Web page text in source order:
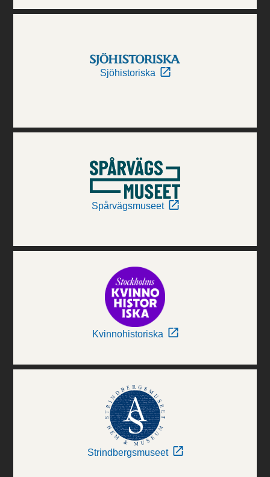
Sjöhistoriska
Spårvägsmuseet
Kvinnohistoriska
Strindbergsmuseet